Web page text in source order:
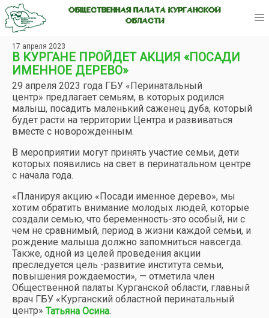
ОБЩЕСТВЕННАЯ ПАЛАТА КУРГАНСКОЙ
ОБЛАСТИ
17 апреля 2023
В КУРГАНЕ ПРОЙДЕТ АКЦИЯ «ПОСАДИ
ИМЕННОЕ ДЕРЕВО»
29 апреля 2023 года ГБУ «Перинатальный
центр» предлагает семьям, в которых родился
малыш, посадить маленький саженец дуба, который
будет расти на территории Центра и развиваться
вместе с новорожденным.
В мероприятии могут принять участие семьи, дети
которых появились на свет в перинатальном центре
с начала года.
«Планируя акцию «Посади именное дерево», мы
хотим обратить внимание молодых людей, которые
создали семью, что беременность-это особый, ни с
чем не сравнимый, период в жизни каждой семьи, и
рождение малыша должно запомниться навсегда.
Также, одной из целей проведения акции
преследуется цель -развитие института семьи,
повышения рождаемости», — отметила член
Общественной палаты Курганской области, главный
врач ГБУ «Курганский областной перинатальный
центр» Татьяна Осина.